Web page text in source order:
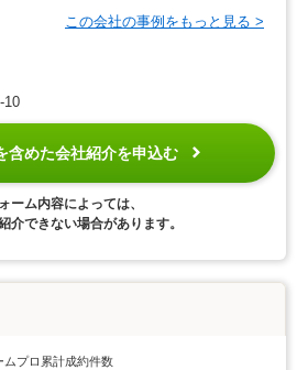
この会社の事例をもっと見る >
10
含めた会社紹介を申込む
ーム内容によっては、
介できない場合があります。
ムプロ累計成約件数